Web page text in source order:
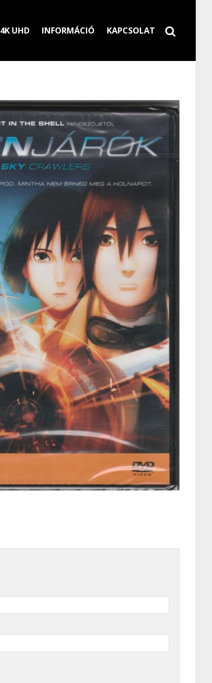
4K UHD INFORMÁCIÓ KAPCSOLAT